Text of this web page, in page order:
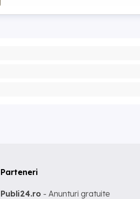
Parteneri
Publi24.ro - Anunturi gratuite